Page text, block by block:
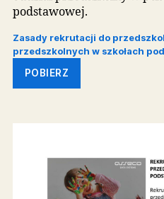
wnieść do dyrektora
rozstrzygnięcia
dni od dnia otrzymania
Wniosek o wydanie
przyjęcia dziecka oraz
od rozstrzygnięcia